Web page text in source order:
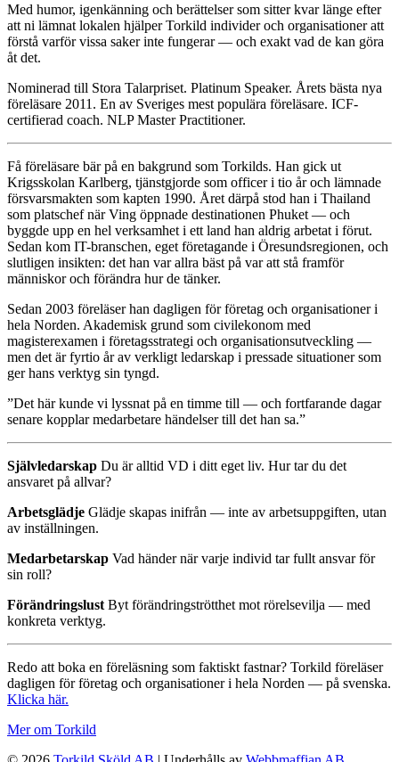
Med humor, igenkänning och berättelser som sitter kvar länge efter
att ni lämnat lokalen hjälper Torkild individer och organisationer att
förstå varför vissa saker inte fungerar — och exakt vad de kan göra
åt det.
Nominerad till Stora Talarpriset. Platinum Speaker. Årets bästa nya
föreläsare 2011. En av Sveriges mest populära föreläsare. ICF-
certifierad coach. NLP Master Practitioner.
Få föreläsare bär på en bakgrund som Torkilds. Han gick ut
Krigsskolan Karlberg, tjänstgjorde som officer i tio år och lämnade
försvarsmakten som kapten 1990. Året därpå stod han i Thailand
som platschef när Ving öppnade destinationen Phuket — och
byggde upp en hel verksamhet i ett land han aldrig arbetat i förut.
Sedan kom IT-branschen, eget företagande i Öresundsregionen, och
slutligen insikten: det han var allra bäst på var att stå framför
människor och förändra hur de tänker.
Sedan 2003 föreläser han dagligen för företag och organisationer i
hela Norden. Akademisk grund som civilekonom med
magisterexamen i företagsstrategi och organisationsutveckling —
men det är fyrtio år av verkligt ledarskap i pressade situationer som
ger hans verktyg sin tyngd.
”Det här kunde vi lyssnat på en timme till — och fortfarande dagar
senare kopplar medarbetare händelser till det han sa.”
Självledarskap Du är alltid VD i ditt eget liv. Hur tar du det
ansvaret på allvar?
Arbetsglädje Glädje skapas inifrån — inte av arbetsuppgiften, utan
av inställningen.
Medarbetarskap Vad händer när varje individ tar fullt ansvar för
sin roll?
Förändringslust Byt förändringströtthet mot rörelsevilja — med
konkreta verktyg.
Redo att boka en föreläsning som faktiskt fastnar? Torkild föreläser
dagligen för företag och organisationer i hela Norden — på svenska.
Klicka här.
Mer om Torkild